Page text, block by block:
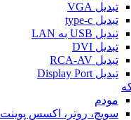
تبدیل VGA
تبدیل type-c
تبدیل USB به LAN
تبدیل DVI
تبدیل RCA-AV
تبدیل Display Port
مودم
سویچ، روتر، اکسس پوینت